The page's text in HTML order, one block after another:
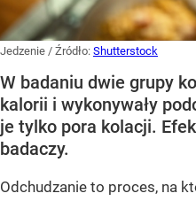
Jedzenie / Źródło: Shutterstock
W badaniu dwie grupy
kalorii i wykonywały
je tylko pora kolacji.
badaczy.
Odchudzanie to proces, na